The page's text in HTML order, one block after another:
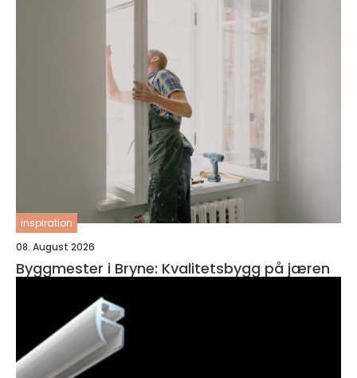
inspiration
08. August 2026
Byggmester i Bryne: Kvalitetsbygg på jæren